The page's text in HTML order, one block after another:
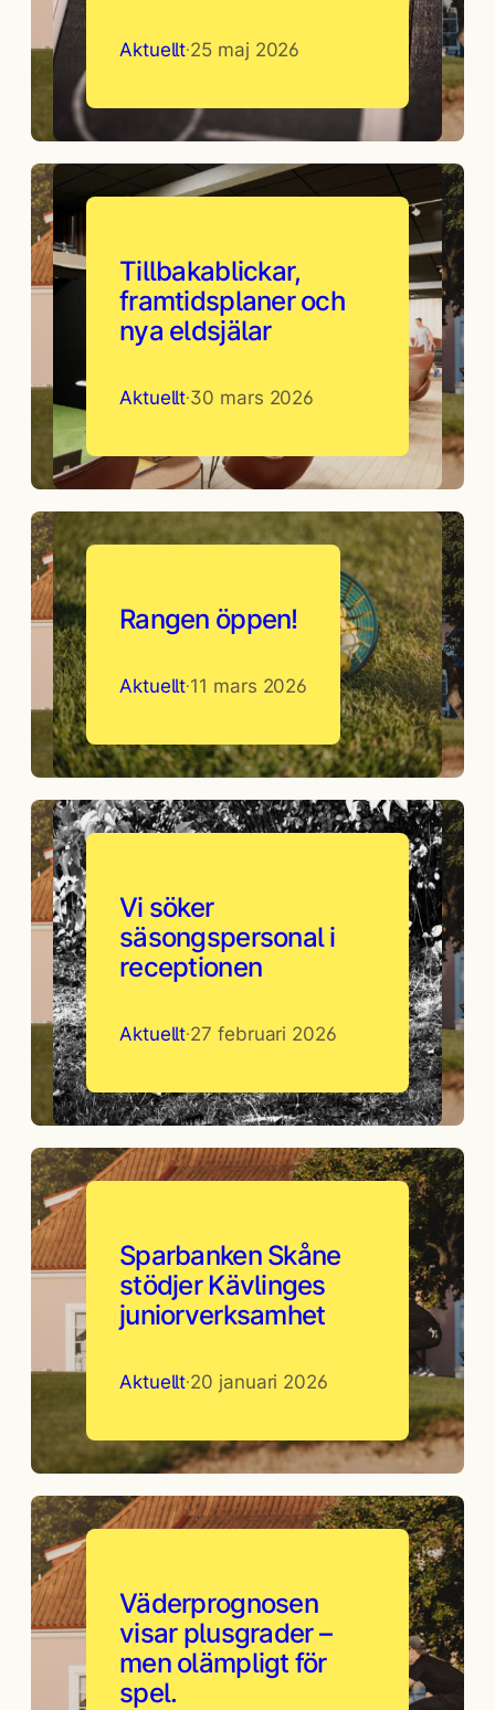
Aktuellt·25 maj 2026
Tillbakablickar,
framtidsplaner och
nya eldsjälar
Aktuellt·30 mars 2026
Rangen öppen!
Aktuellt·11 mars 2026
Vi söker
säsongspersonal i
receptionen
Aktuellt·27 februari 2026
Sparbanken Skåne
stödjer Kävlinges
juniorverksamhet
Aktuellt·20 januari 2026
Väderprognosen
visar plusgrader –
men olämpligt för
spel.